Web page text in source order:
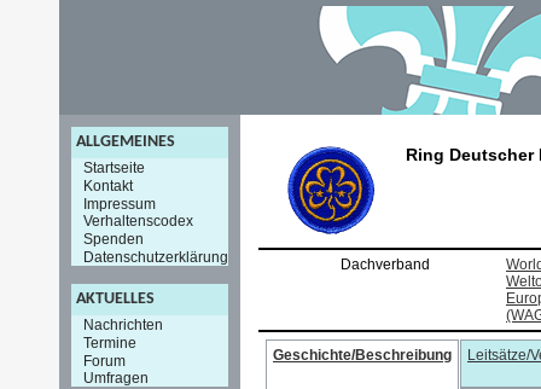
ALLGEMEINES
Startseite
Kontakt
Impressum
Verhaltenscodex
Spenden
Datenschutzerklärung
AKTUELLES
Nachrichten
Termine
Forum
Umfragen
Ring
Dachverband
Geschichte/Beschreibung Leitsätze/